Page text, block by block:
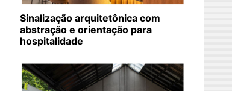
Sinalização arquitetônica com
abstração e orientação para
hospitalidade